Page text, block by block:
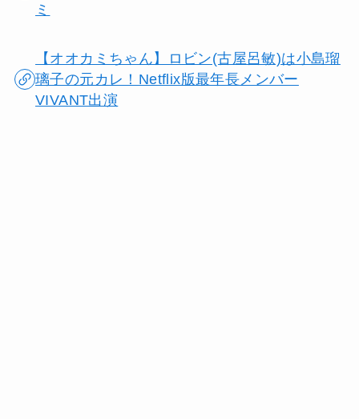
ミ
【オオカミちゃん】ロビン(古屋呂敏)は小島瑠
璃子の元カレ！Netflix版最年長メンバー
VIVANT出演